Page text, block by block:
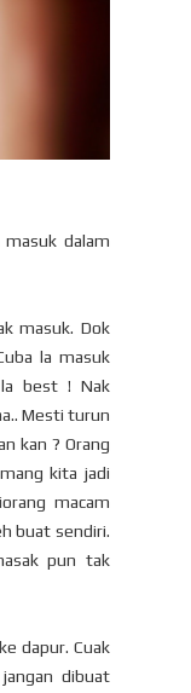
masuk dalam
masuk. Dok
la masuk
best ! Nak
Mesti turun
kan ? Orang
kita jadi
macam
buat sendiri.
pun tak
dapur. Cuak
dibuat